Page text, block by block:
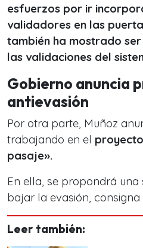
esfuerzos por ir
validadores en las
también ha mostrado
las validaciones del
Gobierno anuncia
antievasión
Por otra parte, Muñoz
trabajando en el
pasaje».
En ella, se propondrá una
bajar la evasión, consigna
Leer también: